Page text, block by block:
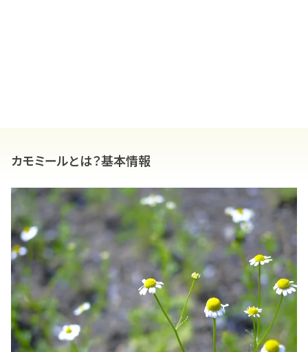
カモミールとは？基本情報